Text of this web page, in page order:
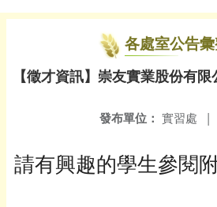
各處室公告
【徵才資訊】崇友實業股份有
發布單位： 實習處 |
請有興趣的學生參閱附